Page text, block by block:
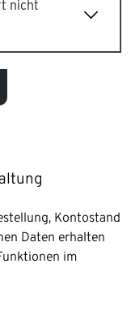
nicht
Kontostand
Daten erhalten
im